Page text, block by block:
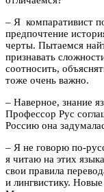
– Я компаративист
предпочтение
черты. Пытаемся
признавать
соотносить,
тоже очень важно.
– Наверное, знание
Профессор Рус
Россию она
– Я не говорю по-
я читаю на этих
свои правила
и лингвистику.